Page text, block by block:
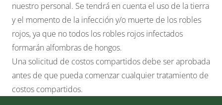
nuestro personal. Se tendrá en cuenta el uso de la tierra
y el momento de la infección y/o muerte de los robles
rojos, ya que no todos los robles rojos infectados
formarán alfombras de hongos.
Una solicitud de costos compartidos debe ser aprobada
antes de que pueda comenzar cualquier tratamiento de
costos compartidos.